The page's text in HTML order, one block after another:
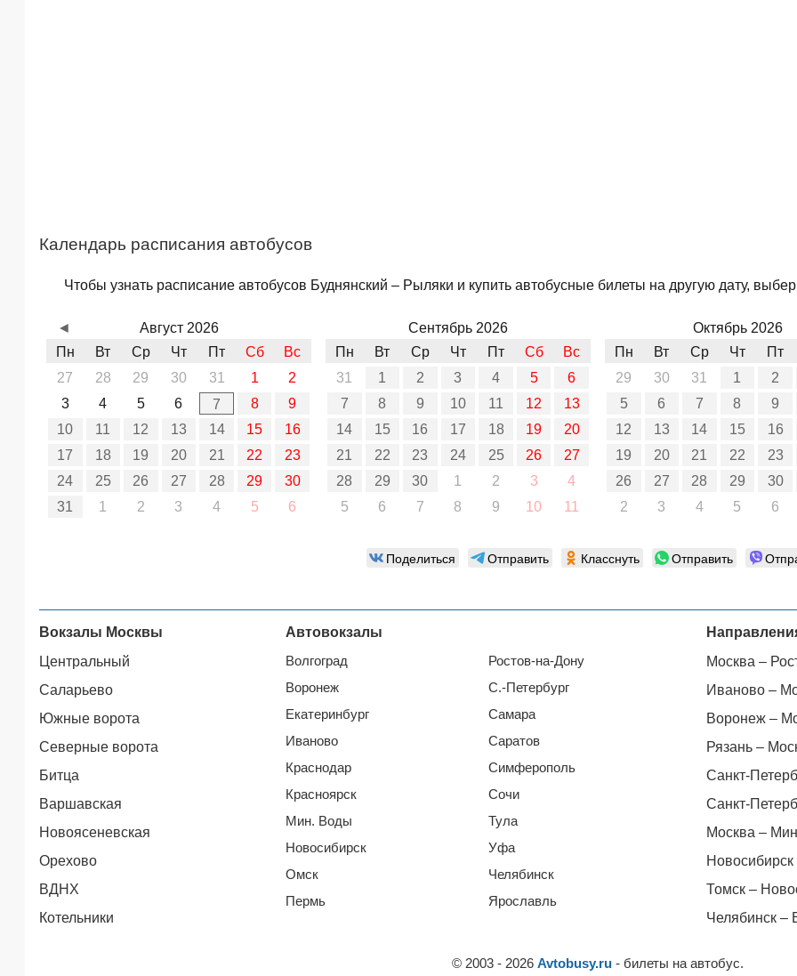
Календарь расписания автобусов
Чтобы узнать расписание автобусов Буднянский – Рыляки и купить автобусные билеты на другую дату,
Август 2026
Пн
Вт Ср Чт Пт Сб
Вс
27
28 29 30 31 1
2
3
4 5 6 7 8
9
10
11 12 13 14 15
16
17
18 19 20 21 22
23
24
25 26 27 28 29
30
31
1 2 3 4 5 6
Сентябрь 2026
Пн
Вт Ср Чт Пт Сб
Вс
31
1 2 3 4 5
6
7
8 9 10 11 12
13
14
15 16 17 18 19
20
21
22 23 24 25 26
27
28
29 30 1 2 3
4
5
6 7 8 9 10 11
Октябрь 2026
Пн
Вт Ср Чт
Пт
29
30 31 1
2
5
6 7 8
9
12
13 14 15
16
19
20 21 22
23
26
27 28 29
30
2
3 4 5 6
◄
Поделиться Отправить Класснуть Отправить
Вокзалы Москвы
Центральный
Саларьево
Южные ворота
Северные ворота
Битца
Варшавская
Новоясеневская
Орехово
ВДНХ
Котельники
Автовокзалы
Волгоград
Воронеж
Екатеринбург
Иваново
Краснодар
Красноярск
Мин. Воды
Новосибирск
Омск
Пермь
Ростов-на-Дону
С.-Петербург
Самара
Саратов
Симферополь
Сочи
Тула
Уфа
Челябинск
Ярославль
Москва –
Иваново –
Воронеж –
Рязань –
Санкт-
Санкт-
Москва –
Томск –
Челябинск –
© 2003 - 2026 Avtobusy.ru - билеты на автобус.